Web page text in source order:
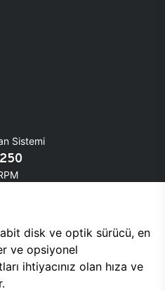
Sistemi
disk ve optik sürücü, en
ve opsiyonel
ihtiyacınız olan hıza ve